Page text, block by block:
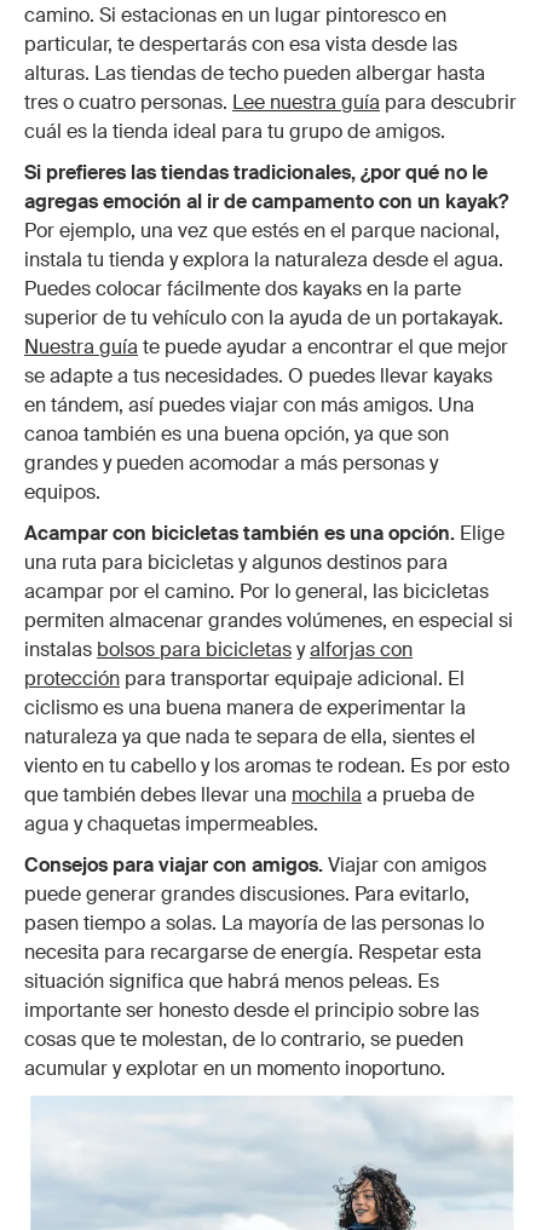
camino. Si estacionas en un lugar pintoresco en
particular, te despertarás con esa vista desde las
alturas. Las tiendas de techo pueden albergar hasta
tres o cuatro personas. Lee nuestra guía para descubrir
cuál es la tienda ideal para tu grupo de amigos.
Si prefieres las tiendas tradicionales, ¿por qué no le
agregas emoción al ir de campamento con un kayak?
Por ejemplo, una vez que estés en el parque nacional,
instala tu tienda y explora la naturaleza desde el agua.
Puedes colocar fácilmente dos kayaks en la parte
superior de tu vehículo con la ayuda de un portakayak.
Nuestra guía te puede ayudar a encontrar el que mejor
se adapte a tus necesidades. O puedes llevar kayaks
en tándem, así puedes viajar con más amigos. Una
canoa también es una buena opción, ya que son
grandes y pueden acomodar a más personas y
equipos.
Acampar con bicicletas también es una opción. Elige
una ruta para bicicletas y algunos destinos para
acampar por el camino. Por lo general, las bicicletas
permiten almacenar grandes volúmenes, en especial si
instalas bolsos para bicicletasyalforjas con
protección para transportar equipaje adicional. El
ciclismo es una buena manera de experimentar la
naturaleza ya que nada te separa de ella, sientes el
viento en tu cabello y los aromas te rodean. Es por esto
que también debes llevar una mochila a prueba de
agua y chaquetas impermeables.
Consejos para viajar con amigos.Viajar con amigos
puede generar grandes discusiones. Para evitarlo,
pasen tiempo a solas. La mayoría de las personas lo
necesita para recargarse de energía. Respetar esta
situación significa que habrá menos peleas. Es
importante ser honesto desde el principio sobre las
cosas que te molestan, de lo contrario, se pueden
acumular y explotar en un momento inoportuno.